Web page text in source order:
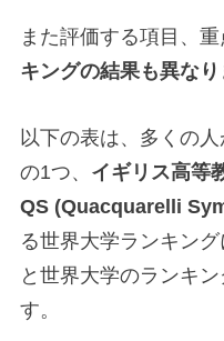
また評価する項目、
キングの結果も異なり
以下の表は、多くの
の1つ、 イギリス高等
QS (Quacquarelli
る世界大学ランキン
と世界大学のランキ
す。